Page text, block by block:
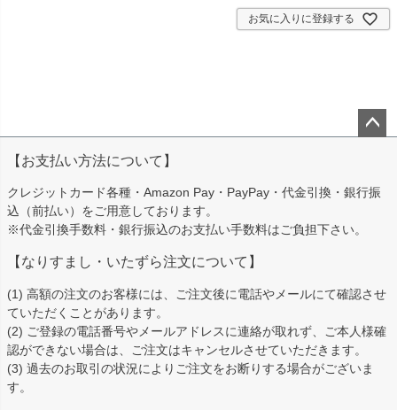
お気に入りに登録する
ップ
へ
【お支払い方法について】
クレジットカード各種・Amazon Pay・PayPay・代金引換・銀行振
込（前払い）をご用意しております。
※代金引換手数料・銀行振込のお支払い手数料はご負担下さい。
【なりすまし・いたずら注文について】
(1) 高額の注文のお客様には、ご注文後に電話やメールにて確認させ
ていただくことがあります。
(2) ご登録の電話番号やメールアドレスに連絡が取れず、ご本人様確
認ができない場合は、ご注文はキャンセルさせていただきます。
(3) 過去のお取引の状況によりご注文をお断りする場合がございま
す。